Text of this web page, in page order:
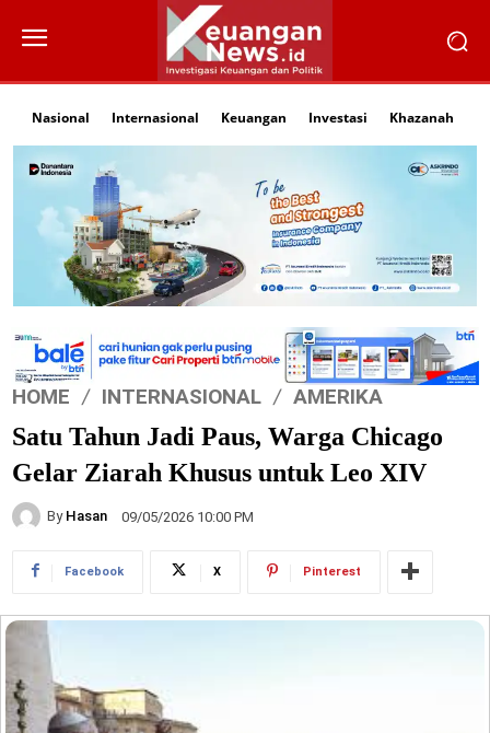
Nasional Internasional Keuangan Investasi Khazanah
HOME INTERNASIONAL AMERIKA
Satu Tahun Jadi Paus, Warga Chicago
Gelar Ziarah Khusus untuk Leo XIV
By Hasan 09/05/2026 10:00 PM
Facebook X Pinterest